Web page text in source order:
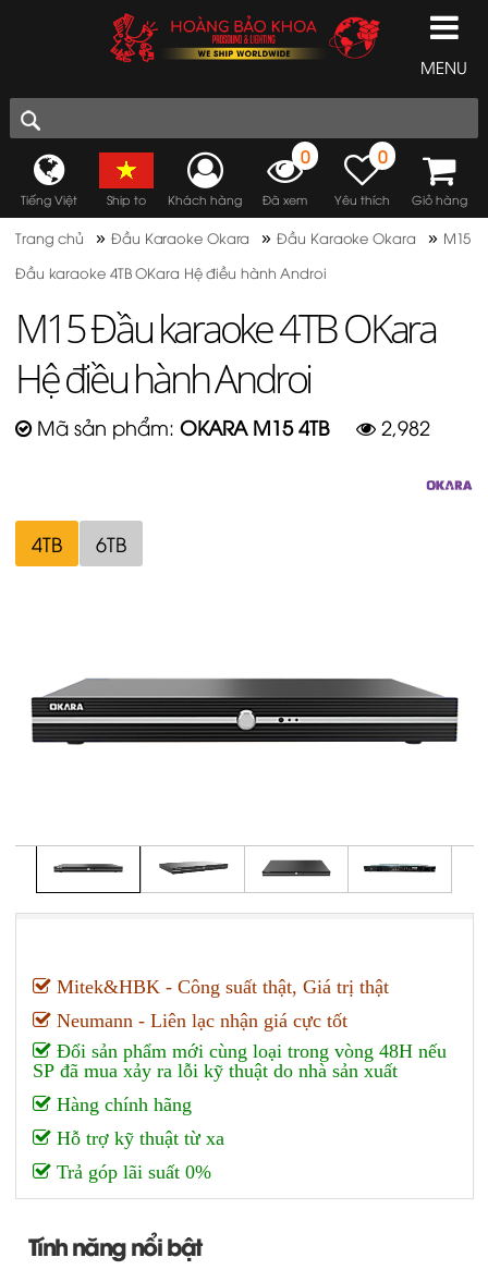
MENU
Tiếng Việt Ship to Khách hàng
0
Đã xem
0
Yêu thích Giỏ hàng
Trang chủ »Đầu Karaoke Okara »Đầu Karaoke Okara » M15
Đầu karaoke 4TB OKara Hệ điều hành Androi
M15 Đầu karaoke 4TB OKara
Hệ điều hành Androi
Mã sản phẩm: OKARA M15 4TB 2,982
4TB 6TB
Mitek&HBK - Công suất thật, Giá trị thật
Neumann - Liên lạc nhận giá cực tốt
Đổi sản phẩm mới cùng loại trong vòng 48H nếu
SP đã mua xảy ra lỗi kỹ thuật do nhà sản xuất
Hàng chính hãng
Hỗ trợ kỹ thuật từ xa
Trả góp lãi suất 0%
Tính năng nổi bật